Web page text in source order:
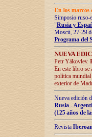
En los marcos
Simposio ruso-
"Rusia y
Moscú, 27-29
Programa del
NUEVA
Petr Yákovlev.
En este libro se
política mundial
exterior de
Nueva edición
Rusia -
(125 años de
Revista